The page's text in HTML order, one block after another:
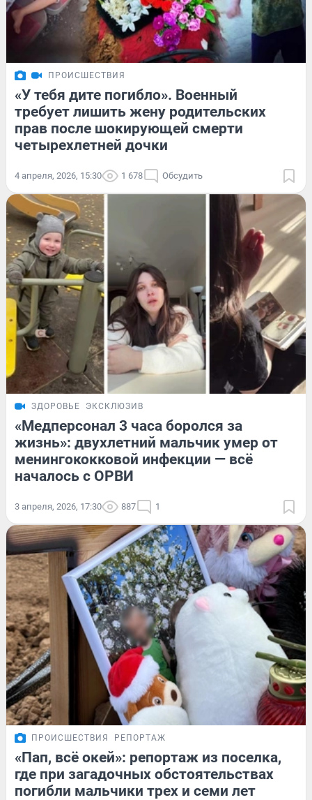
ПРОИСШЕСТВИЯ
«У тебя дите погибло». Военный
требует лишить жену родительских
прав после шокирующей смерти
четырехлетней дочки
4 апреля, 2026, 15:30 1 678 Обсудить
ЗДОРОВЬЕ ЭКСКЛЮЗИВ
«Медперсонал 3 часа боролся за
жизнь»: двухлетний мальчик умер от
менингококковой инфекции — всё
началось с ОРВИ
3 апреля, 2026, 17:30 887 1
ПРОИСШЕСТВИЯ РЕПОРТАЖ
«Пап, всё окей»: репортаж из поселка,
где при загадочных обстоятельствах
погибли мальчики трех и семи лет